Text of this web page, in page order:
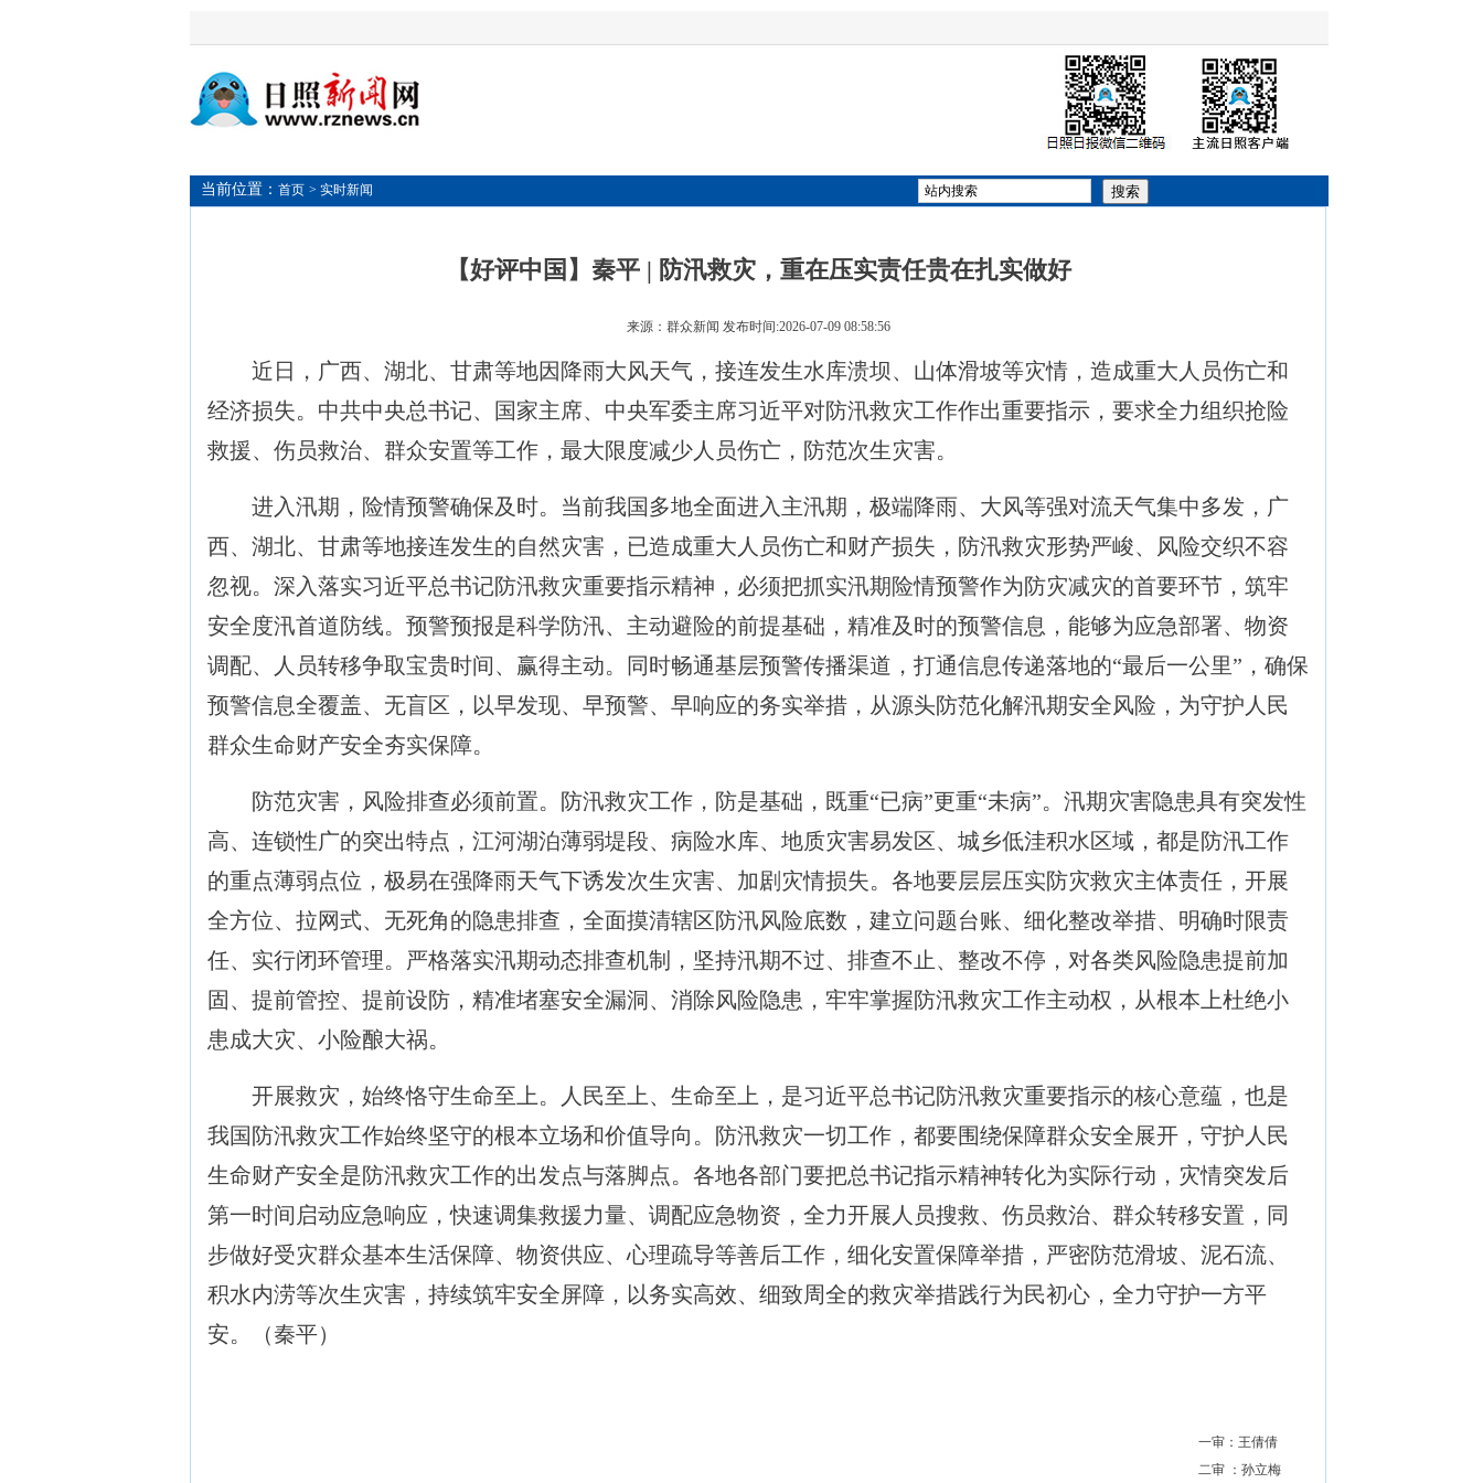
当前位置： 首页 > 实时新闻 搜索
【好评中国】秦平 | 防汛救灾，重在压实责任贵在扎实做好
来源：群众新闻 发布时间:2026-07-09 08:58:56
近日，广西、湖北、甘肃等地因降雨大风天气，接连发生水库溃坝、山体滑坡等灾情，造成重大人员伤亡和
经济损失。中共中央总书记、国家主席、中央军委主席习近平对防汛救灾工作作出重要指示，要求全力组织抢险
救援、伤员救治、群众安置等工作，最大限度减少人员伤亡，防范次生灾害。
进入汛期，险情预警确保及时。当前我国多地全面进入主汛期，极端降雨、大风等强对流天气集中多发，广
西、湖北、甘肃等地接连发生的自然灾害，已造成重大人员伤亡和财产损失，防汛救灾形势严峻、风险交织不容
忽视。深入落实习近平总书记防汛救灾重要指示精神，必须把抓实汛期险情预警作为防灾减灾的首要环节，筑牢
安全度汛首道防线。预警预报是科学防汛、主动避险的前提基础，精准及时的预警信息，能够为应急部署、物资
调配、人员转移争取宝贵时间、赢得主动。同时畅通基层预警传播渠道，打通信息传递落地的“最后一公里”，确保
预警信息全覆盖、无盲区，以早发现、早预警、早响应的务实举措，从源头防范化解汛期安全风险，为守护人民
群众生命财产安全夯实保障。
防范灾害，风险排查必须前置。防汛救灾工作，防是基础，既重“已病”更重“未病”。汛期灾害隐患具有突发性
高、连锁性广的突出特点，江河湖泊薄弱堤段、病险水库、地质灾害易发区、城乡低洼积水区域，都是防汛工作
的重点薄弱点位，极易在强降雨天气下诱发次生灾害、加剧灾情损失。各地要层层压实防灾救灾主体责任，开展
全方位、拉网式、无死角的隐患排查，全面摸清辖区防汛风险底数，建立问题台账、细化整改举措、明确时限责
任、实行闭环管理。严格落实汛期动态排查机制，坚持汛期不过、排查不止、整改不停，对各类风险隐患提前加
固、提前管控、提前设防，精准堵塞安全漏洞、消除风险隐患，牢牢掌握防汛救灾工作主动权，从根本上杜绝小
患成大灾、小险酿大祸。
开展救灾，始终恪守生命至上。人民至上、生命至上，是习近平总书记防汛救灾重要指示的核心意蕴，也是
我国防汛救灾工作始终坚守的根本立场和价值导向。防汛救灾一切工作，都要围绕保障群众安全展开，守护人民
生命财产安全是防汛救灾工作的出发点与落脚点。各地各部门要把总书记指示精神转化为实际行动，灾情突发后
第一时间启动应急响应，快速调集救援力量、调配应急物资，全力开展人员搜救、伤员救治、群众转移安置，同
步做好受灾群众基本生活保障、物资供应、心理疏导等善后工作，细化安置保障举措，严密防范滑坡、泥石流、
积水内涝等次生灾害，持续筑牢安全屏障，以务实高效、细致周全的救灾举措践行为民初心，全力守护一方平
安。（秦平）
一审：王倩倩
二审 ：孙立梅